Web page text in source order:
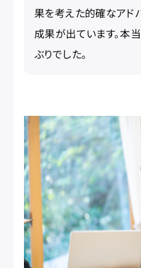
果を考えた的確なアド
成果が出ています。本
ぶりでした。